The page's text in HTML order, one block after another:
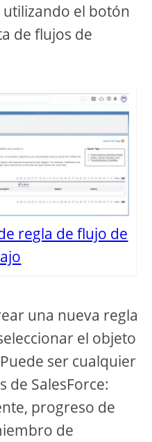
el botón
de flujos de
regla de flujo de
una nueva regla
el objeto
ser cualquier
de SalesForce:
progreso de
de